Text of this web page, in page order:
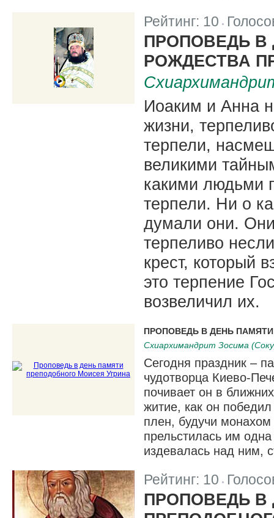
Рейтинг: 10 |
ПРОПОВЕДЬ В
РОЖДЕСТВА
Иоаким и Анна
жизни,
терпели,
великими
какими людьми
терпели. Ни о
думали они.
терпеливо
крест, который
это терпение
возвеличил их.
ПРОПОВЕДЬ В ДЕНЬ
Схиархимандрит Зосима
Сегодня праздник –
чудотворца Киево-
почивает он в
житие, как он
плен, будучи
прельстилась им
издевалась над ним,
Рейтинг: 10 |
ПРОПОВЕДЬ В